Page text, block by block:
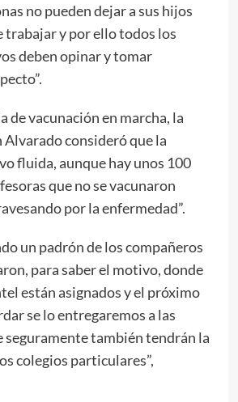
no pueden dejar a sus hijos
trabajar y por ello todos los
deben opinar y tomar
de vacunación en marcha, la
consideró que la
fluida, aunque hay unos 100
que no se vacunaron
por la enfermedad”.
un padrón de los compañeros
para saber el motivo, donde
están asignados y el próximo
se lo entregaremos a las
seguramente también tendrán la
colegios particulares”,